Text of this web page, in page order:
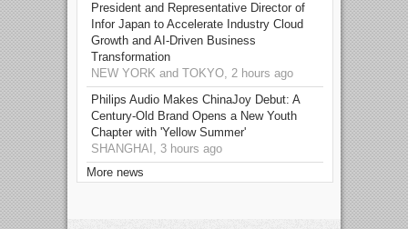
President and Representative Director of
Infor Japan to Accelerate Industry Cloud
Growth and AI-Driven Business
Transformation
NEW YORK and TOKYO, 2 hours ago
Philips Audio Makes ChinaJoy Debut: A
Century-Old Brand Opens a New Youth
Chapter with 'Yellow Summer'
SHANGHAI, 3 hours ago
More news